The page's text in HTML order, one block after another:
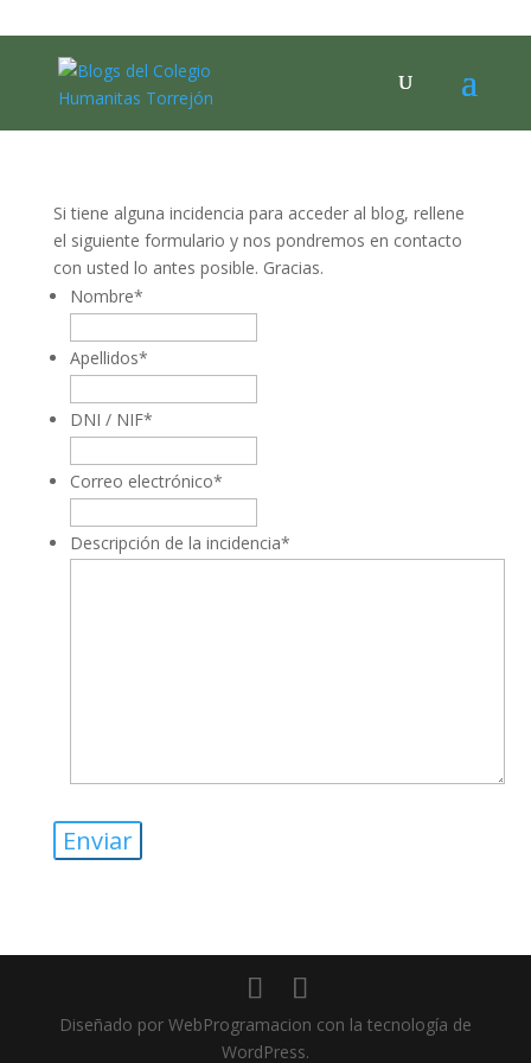
Incidencias
Si tiene alguna incidencia para acceder al blog, rellene
el siguiente formulario y nos pondremos en contacto
con usted lo antes posible. Gracias.
Nombre*
Apellidos*
DNI / NIF*
Correo electrónico*
Descripción de la incidencia*
Diseñado por WebProgramacion con la tecnología de
WordPress.